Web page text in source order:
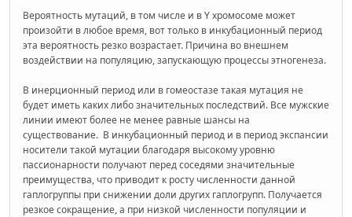
Вероятность мутаций, в том числе и в Y хромосоме может
произойти в любое время, вот только в инкубационный период
эта вероятность резко возрастает. Причина во внешнем
воздействии на популяцию, запускающую процессы этногенеза.
В инерционный период или в гомеостазе такая мутация не
будет иметь каких либо значительных последствий. Все мужские
линии имеют более не менее равные шансы на
существование. В инкубационный период и в период экспансии
носители такой мутации благодаря высокому уровню
пассионарности получают перед соседями значительные
преимущества, что приводит к росту численности данной
гаплогруппы при снижении доли других гаплогрупп. Получается
резкое сокращение, а при низкой численности популяции и